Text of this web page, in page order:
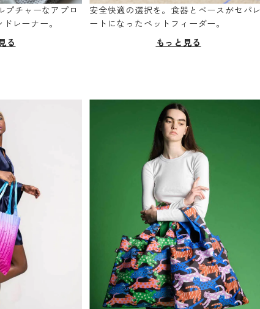
チャーなアプロ
レーナー。
る
安全快適の選択を。食器とベースがセパレ
ートになったペットフィーダー。
もっと見る